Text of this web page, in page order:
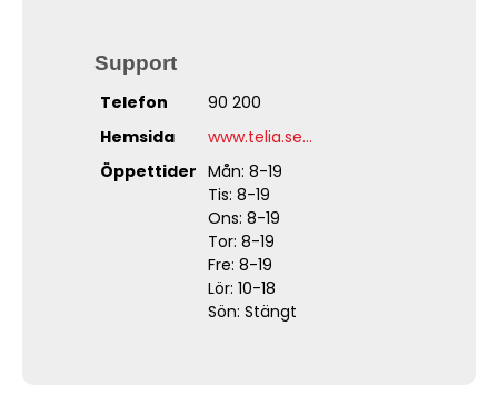
Support
Telefon
90 200
Hemsida
www.telia.se...
Öppettider Mån: 8-19
Tis: 8-19
Ons: 8-19
Tor: 8-19
Fre: 8-19
Lör: 10-18
Sön: Stängt